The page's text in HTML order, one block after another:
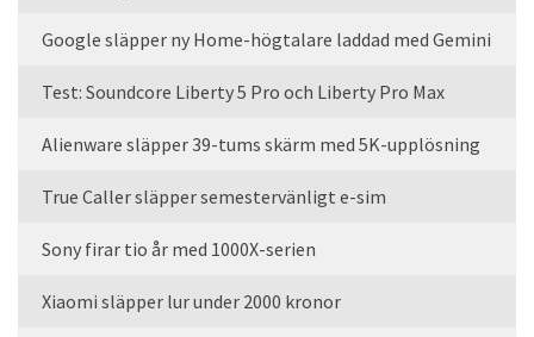
Google släpper ny Home-högtalare laddad med Gemini
Test: Soundcore Liberty 5 Pro och Liberty Pro Max
Alienware släpper 39-tums skärm med 5K-upplösning
True Caller släpper semestervänligt e-sim
Sony firar tio år med 1000X-serien
Xiaomi släpper lur under 2000 kronor